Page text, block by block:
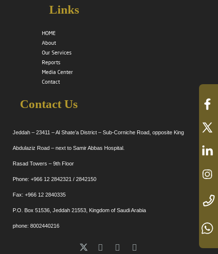
Links
HOME
About
Our Services
Reports
Media Center
Contact
Contact Us
Jeddah – 23411 – Al Shate’a District – Sub-Corniche Road, opposite King
Abdulaziz Road – next to Samir Abbas Hospital.
Rasad Towers – 9th Floor
Phone: +966 12 2842321 / 2842150
Fax: +966 12 2840335
P.O. Box 51536, Jeddah 21553, Kingdom of Saudi Arabia
phone: 8002440216